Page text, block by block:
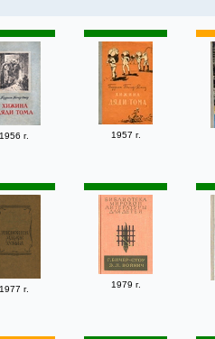
1956 г. 1957 г.
1977 г. 1979 г.